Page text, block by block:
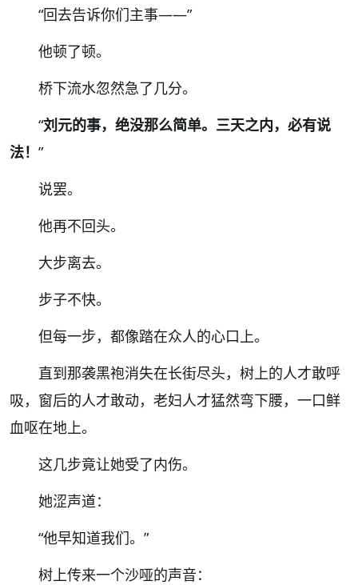
“回去告诉你们主事——”
他顿了顿。
桥下流水忽然急了几分。
“刘元的事，绝没那么简单。三天之内，必有说
法！ ”
说罢。
他再不回头。
大步离去。
步子不快。
但每一步，都像踏在众人的心口上。
直到那袭黑袍消失在长街尽头，树上的人才敢呼
吸，窗后的人才敢动，老妇人才猛然弯下腰，一口鲜
血呕在地上。
这几步竟让她受了内伤。
她涩声道：
“他早知道我们。 ”
树上传来一个沙哑的声音：